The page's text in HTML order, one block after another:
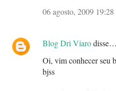
06 agosto, 2009 19:28
Blog Dri Viarodisse…
Oi, vim conhecer seu
bjss